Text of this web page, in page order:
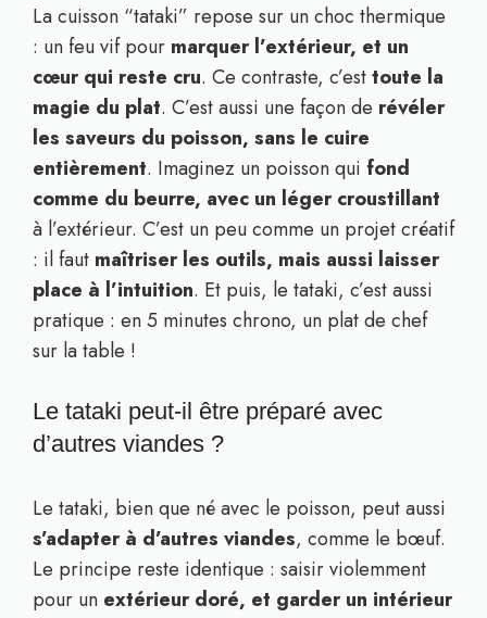
La cuisson “tataki” repose sur un choc thermique
: un feu vif pour marquer l’extérieur, et un
cœur qui reste cru. Ce contraste, c’esttoute la
magie du plat. C’est aussi une façon de révéler
les saveurs du poisson, sans le cuire
entièrement. Imaginez un poisson qui fond
comme du beurre, avec un léger croustillant
à l’extérieur. C’est un peu comme un projet créatif
: il faut maîtriser les outils, mais aussi laisser
place à l’intuition. Et puis, le tataki, c’est aussi
pratique : en 5 minutes chrono, un plat de chef
sur la table !
Le tataki peut-il être préparé avec
d’autres viandes ?
Le tataki, bien que né avec le poisson, peut aussi
s’adapter à d’autres viandes, comme le bœuf.
Le principe reste identique : saisir violemment
pour un extérieur doré, et garder un intérieur